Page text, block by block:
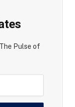
Pulse of